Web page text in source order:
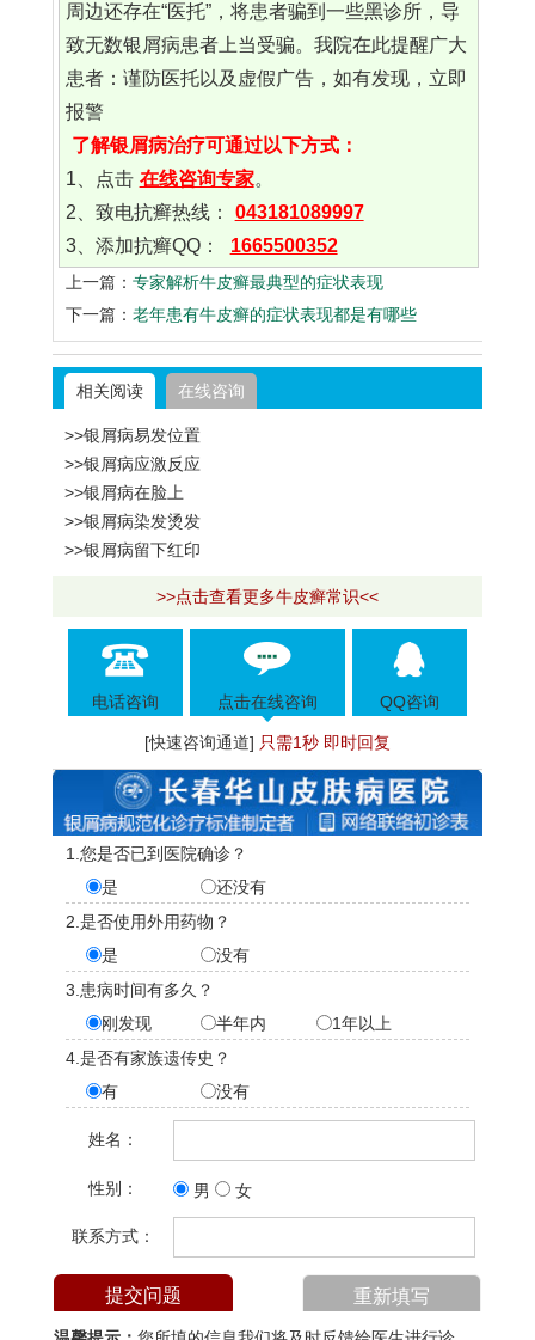
周边还存在“医托”，将患者骗到一些黑诊所，导
致无数银屑病患者上当受骗。我院在此提醒广大
患者：谨防医托以及虚假广告，如有发现，立即
报警
了解银屑病治疗可通过以下方式：
1、点击 在线咨询专家。
2、致电抗癣热线：
043181089997
3、添加抗癣QQ：
1665500352
上一篇： 专家解析牛皮癣最典型的症状表现
下一篇： 老年患有牛皮癣的症状表现都是有哪些
相关阅读 在线咨询
>>银屑病易发位置
>>银屑病应激反应
>>银屑病在脸上
>>银屑病染发烫发
>>银屑病留下红印
>>点击查看更多牛皮癣常识<<
电话咨询 点击在线咨询 QQ咨询
[快速咨询通道] 只需1秒 即时回复
1.您是否已到医院确诊？
是
还没有
2.是否使用外用药物？
是
没有
3.患病时间有多久？
刚发现
半年内
1年以上
4.是否有家族遗传史？
有
没有
姓名：
性别： 男 女
联系方式：